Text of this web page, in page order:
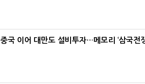
중국 이어 대만도 설비투자…메모리 ‘삼국전